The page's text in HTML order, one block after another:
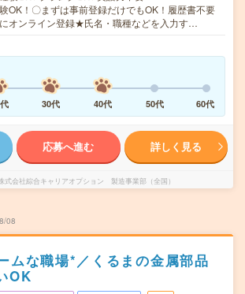
OK！〇まずは事前登録だけでもOK！履歴書不要
オンライン登録★氏名・職種などを入力す…
30代 40代 50代 60代
応募へ進む 詳しく見る
式会社綜合キャリアオプション 製造事業部（全国）
08
ムな職場*／くるまの金属部品
OK